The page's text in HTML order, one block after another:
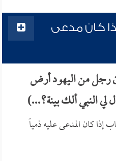
كان مدعى
رجل من اليهود أرض
لي النبي ألك بينة؟...)
إذا كان المدعى عليه ذمياً